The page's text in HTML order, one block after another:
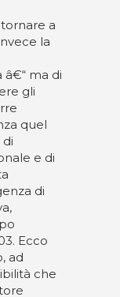
a
la
ma di
gli
quel
e di
di
Ecco
ad
che